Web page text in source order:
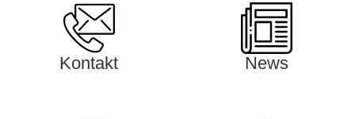
Kontakt News